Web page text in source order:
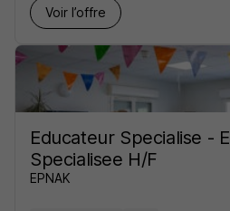
Voir l’offre
Educateur Specialise -
Specialisee H/F
EPNAK